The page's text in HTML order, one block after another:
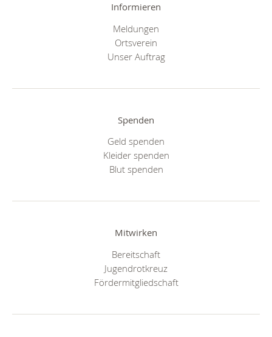
Informieren
Meldungen
Ortsverein
Unser Auftrag
Spenden
Geld spenden
Kleider spenden
Blut spenden
Mitwirken
Bereitschaft
Jugendrotkreuz
Fördermitgliedschaft